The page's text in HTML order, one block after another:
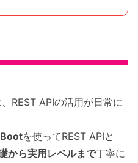
REST APIの活用が日常に
を使ってREST APIと
から実用レベルまで丁寧に